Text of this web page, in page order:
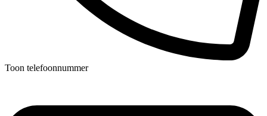
Toon telefoonnummer